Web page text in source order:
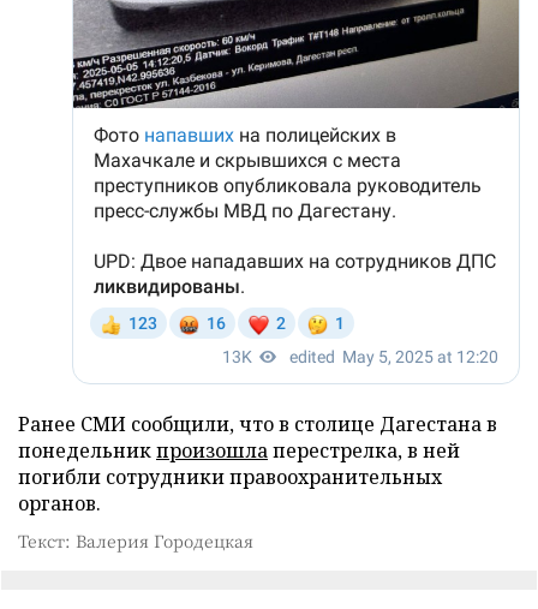
Ранее СМИ сообщили, что в столице Дагестана в
понедельникпроизошлаперестрелка, в ней
погибли сотрудники правоохранительных
органов.
Текст: Валерия Городецкая